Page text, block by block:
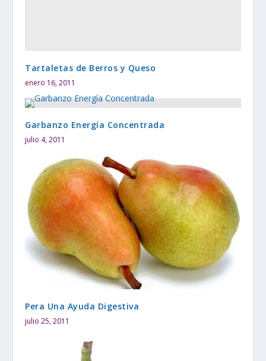
Tartaletas de Berros y Queso
enero 16, 2011
Garbanzo Energía Concentrada
julio 4, 2011
Pera Una Ayuda Digestiva
julio 25, 2011